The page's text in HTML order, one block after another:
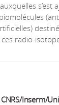
s’est
ces radio-
Inserm/